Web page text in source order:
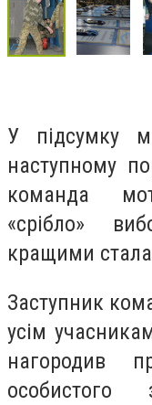
У підсумку
наступному
команда
«срібло»
кращими
Заступник
усім
нагородив